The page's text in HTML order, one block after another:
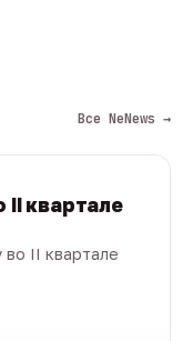
Все NeNews →
II квартале
во II квартале